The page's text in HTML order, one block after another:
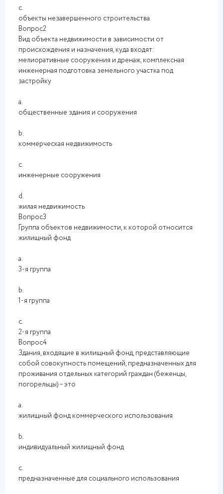
c.
объекты незавершенного строительства
Вопрос2
Вид объекта недвижимости в зависимости от
происхождения и назначения, куда входят:
мелиоративные сооружения и дренаж, комплексная
инженерная подготовка земельного участка под
застройку
a.
общественные здания и сооружения
b.
коммерческая недвижимость
c.
инженерные сооружения
d.
жилая недвижимость
Вопрос3
Группа объектов недвижимости, к которой относится
жилищный фонд
a.
3-я группа
b.
1-я группа
c.
2-я группа
Вопрос4
Здания, входящие в жилищный фонд, представляющие
собой совокупность помещений, предназначенных для
проживания отдельных категорий граждан (беженцы,
погорельцы) – это
a.
жилищный фонд коммерческого использования
b.
индивидуальный жилищный фонд
c.
предназначенные для социального использования